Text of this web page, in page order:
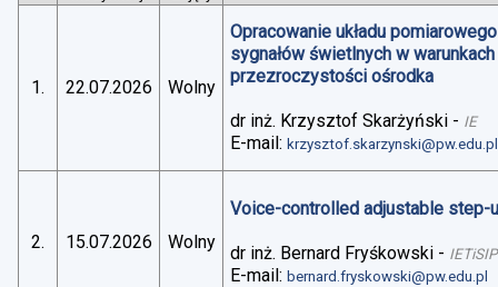
1. 22.07.2026 Wolny
Opracowanie układu
sygnałów świetlnych w
przezroczystości ośrodka
dr inż. Krzysztof Skarżyński - IE
E-mail:krzysztof.skarzynski@pw.edu.pl
2. 15.07.2026 Wolny
Voice-controlled adjustable step-
dr inż. Bernard Fryśkowski - IETiSIP
E-mail:bernard.fryskowski@pw.edu.pl